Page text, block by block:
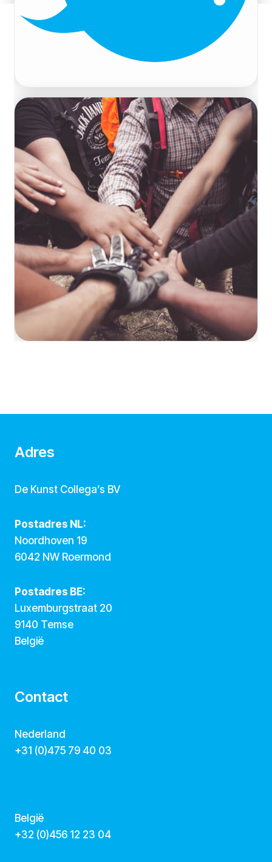
Adres
De Kunst Collega’s BV
Postadres NL:
Noordhoven 19
6042 NW Roermond
Postadres BE:
Luxemburgstraat 20
9140 Temse
België
Contact
Nederland
+31 (0)475 79 40 03
België
‭+32 (0)456 12 23 04‬